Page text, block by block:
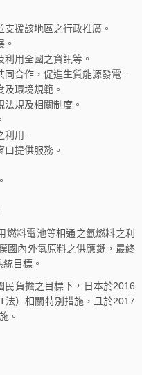
援該地區之行政推廣。
用全國之資訊等。
合作，促進生質能源發電。
環境規範。
規及相關制度。
用。
提供服務。
料電池等相通之氫燃料之利
國內外氫原料之供應鏈，最終
目標。
負擔之目標下，日本於2016
法）相關特別措施，且於2017
。